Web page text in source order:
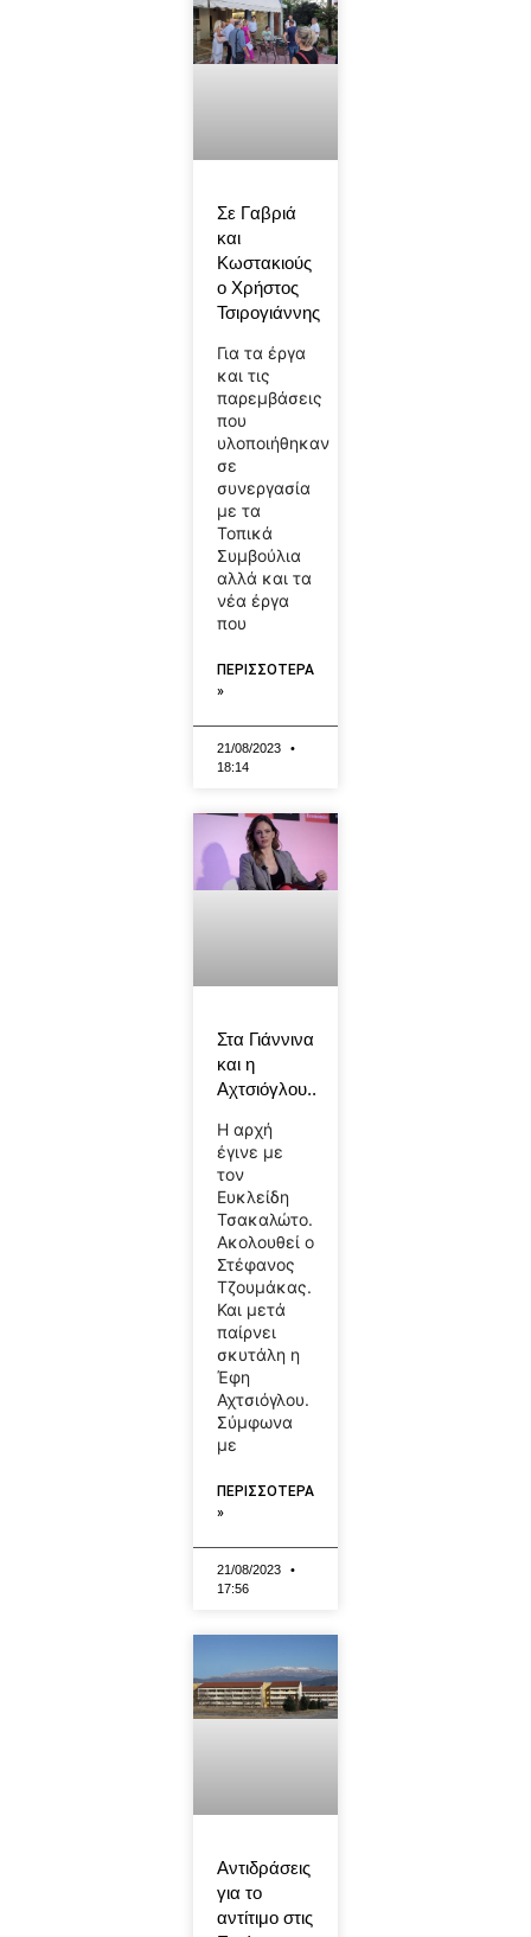
Σε Γαβριά
και
Κωστακιούς
ο Χρήστος
Τσιρογιάννης
Για τα έργα
και τις
παρεμβάσεις
που
υλοποιήθηκαν
σε
συνεργασία
με τα
Τοπικά
Συμβούλια
αλλά και τα
νέα έργα
που
ΠΕΡΙΣΣΟΤΕΡΑ
»
21/08/2023
18:14
Στα Γιάννινα
και η
Αχτσιόγλου..
Η αρχή
έγινε με
τον
Ευκλείδη
Τσακαλώτο.
Ακολουθεί ο
Στέφανος
Τζουμάκας.
Και μετά
παίρνει
σκυτάλη η
Έφη
Αχτσιόγλου.
Σύμφωνα
με
ΠΕΡΙΣΣΟΤΕΡΑ
»
21/08/2023
17:56
Αντιδράσεις
για το
αντίτιμο στις